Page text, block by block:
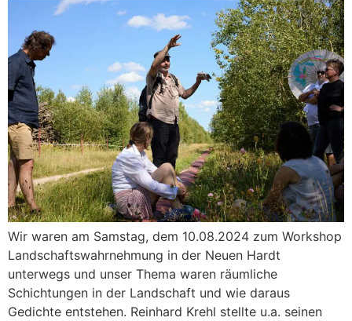
Wir waren am Samstag, dem 10.08.2024 zum Workshop
Landschaftswahrnehmung in der Neuen Hardt
unterwegs und unser Thema waren räumliche
Schichtungen in der Landschaft und wie daraus
Gedichte entstehen. Reinhard Krehl stellte u.a. seinen